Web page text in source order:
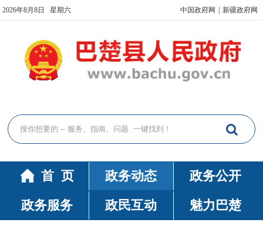
2026年8月8日 星期六 中国政府网 新疆政府网
首 页 政务动态
政务公开
政务服务
政民互动 魅力巴楚